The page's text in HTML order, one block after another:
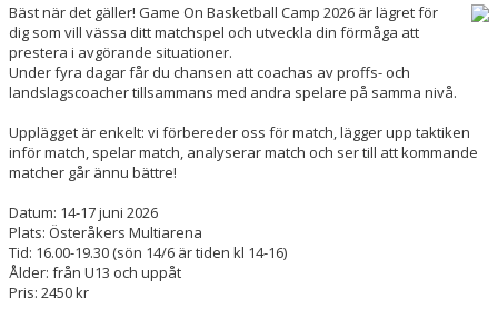
Bäst när det gäller! Game On Basketball Camp 2026 är lägret för
dig som vill vässa ditt matchspel och utveckla din förmåga att
prestera i avgörande situationer.
Under fyra dagar får du chansen att coachas av proffs- och
landslagscoacher tillsammans med andra spelare på samma nivå.
Upplägget är enkelt: vi förbereder oss för match, lägger upp taktiken
inför match, spelar match, analyserar match och ser till att kommande
matcher går ännu bättre!
Datum: 14-17 juni 2026
Plats: Österåkers Multiarena
Tid: 16.00-19.30 (sön 14/6 är tiden kl 14-16)
Ålder: från U13 och uppåt
Pris: 2450 kr